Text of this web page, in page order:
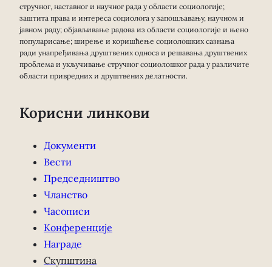
стручног, наставног и научног рада у области социологије;
заштита права и интереса социолога у запошљавању, научном и
јавном раду; објављивање радова из области социологије и њено
популарисање; ширење и коришћење социолошких сазнања
ради унапређивања друштвених односа и решавања друштвених
проблема и укључивање стручног социолошког рада у различите
области привредних и друштвених делатности.
Корисни линкови
Документи
Вести
Председништво
Чланство
Часописи
Конференције
Награде
Скупштина